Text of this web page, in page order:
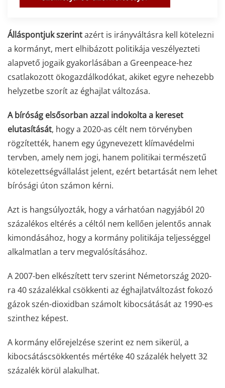
Álláspontjuk szerintazért is irányváltásra kell kötelezni
a kormányt, mert elhibázott politikája veszélyezteti
alapvető jogaik gyakorlásában a Greenpeace-hez
csatlakozott ökogazdálkodókat, akiket egyre nehezebb
helyzetbe szorít az éghajlat változása.
A bíróság elsősorban azzal indokolta a kereset
elutasítását, hogy a 2020-as célt nem törvényben
rögzítették, hanem egy úgynevezett klímavédelmi
tervben, amely nem jogi, hanem politikai természetű
kötelezettségvállalást jelent, ezért betartását nem lehet
bírósági úton számon kérni.
Azt is hangsúlyozták, hogy a várhatóan nagyjából 20
százalékos eltérés a céltól nem kellően jelentős annak
kimondásához, hogy a kormány politikája teljességgel
alkalmatlan a terv megvalósításához.
A 2007-ben elkészített terv szerint Németország 2020-
ra 40 százalékkal csökkenti az éghajlatváltozást fokozó
gázok szén-dioxidban számolt kibocsátását az 1990-es
szinthez képest.
A kormány előrejelzése szerint ez nem sikerül, a
kibocsátáscsökkentés mértéke 40 százalék helyett 32
százalék körül alakulhat.